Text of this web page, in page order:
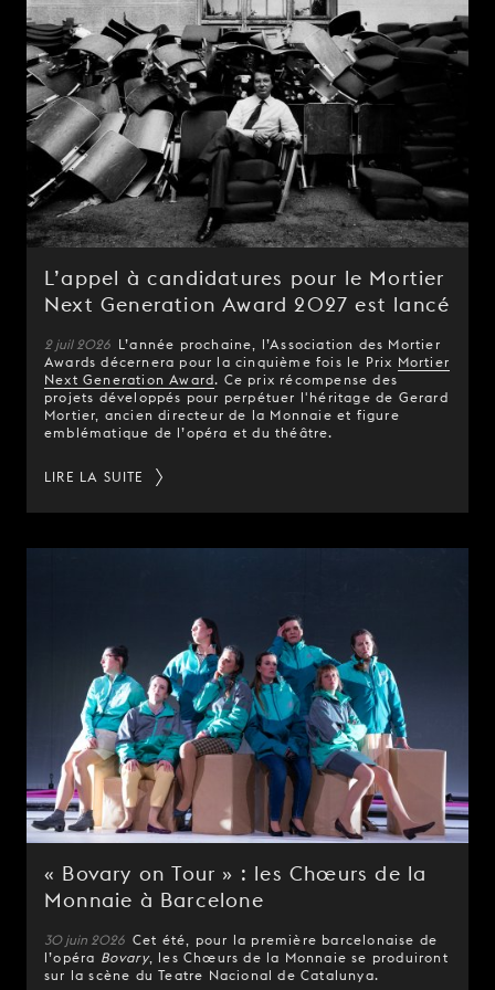
L’appel à candidatures pour le Mortier
Next Generation Award 2027 est lancé
2 juil 2026 L’année prochaine, l’Association des Mortier
Awards décernera pour la cinquième fois le Prix Mortier
Next Generation Award. Ce prix récompense des
projets développés pour perpétuer l'héritage de Gerard
Mortier, ancien directeur de la Monnaie et figure
emblématique de l’opéra et du théâtre.
LIRE LA SUITE
« Bovary on Tour » : les Chœurs de la
Monnaie à Barcelone
30 juin 2026 Cet été, pour la première barcelonaise de
l’opéra Bovary, les Chœurs de la Monnaie se produiront
sur la scène du Teatre Nacional de Catalunya.